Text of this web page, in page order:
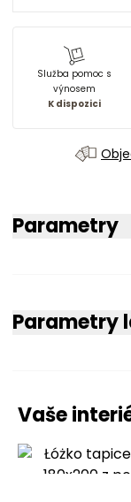
Služba pomoc s
výnosem
K dispozici
Parametry
Parametry
Vaše